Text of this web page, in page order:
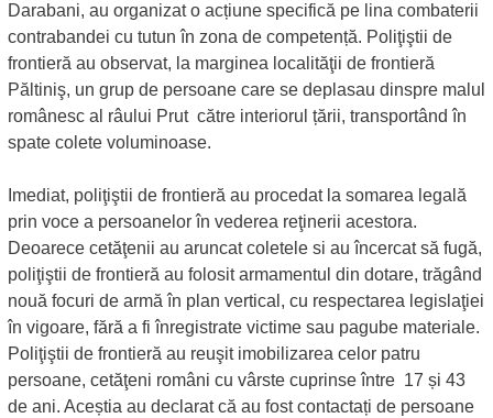
Darabani, au organizat o acțiune specifică pe lina combaterii
contrabandei cu tutun în zona de competență. Poliţiştii de
frontieră au observat, la marginea localităţii de frontieră
Păltiniş, un grup de persoane care se deplasau dinspre malul
românesc al râului Prut către interiorul țării, transportând în
spate colete voluminoase.
Imediat, poliţiştii de frontieră au procedat la somarea legală
prin voce a persoanelor în vederea reţinerii acestora.
Deoarece cetăţenii au aruncat coletele si au încercat să fugă,
poliţiştii de frontieră au folosit armamentul din dotare, trăgând
nouă focuri de armă în plan vertical, cu respectarea legislaţiei
în vigoare, fără a fi înregistrate victime sau pagube materiale.
Poliţiştii de frontieră au reuşit imobilizarea celor patru
persoane, cetăţeni români cu vârste cuprinse între 17 și 43
de ani. Aceștia au declarat că au fost contactați de persoane